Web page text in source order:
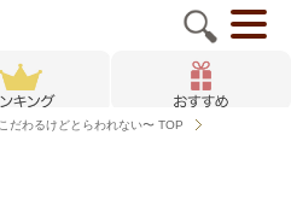
だわるけどとらわれない〜 TOP